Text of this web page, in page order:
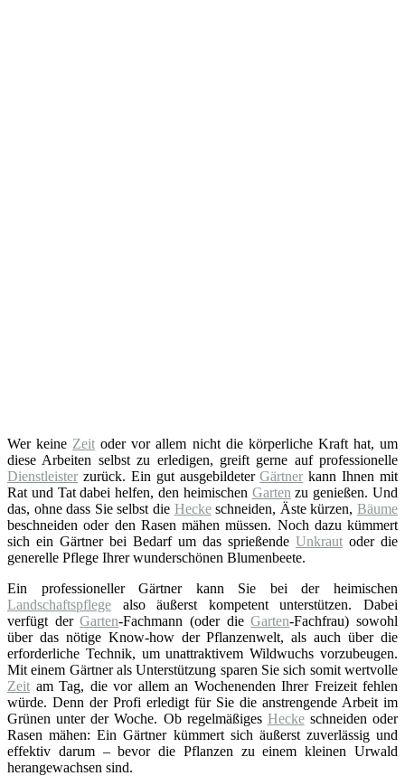
Wer keine Zeit oder vor allem nicht die körperliche Kraft hat, um
diese Arbeiten selbst zu erledigen, greift gerne auf professionelle
Dienstleister zurück. Ein gut ausgebildeterGärtner kann Ihnen mit
Rat und Tat dabei helfen, den heimischen Garten zu genießen. Und
das, ohne dass Sie selbst die Heckeschneiden, Äste kürzen,Bäume
beschneiden oder den Rasen mähen müssen. Noch dazu kümmert
sich ein Gärtner bei Bedarf um das sprießende Unkraut oder die
generelle Pflege Ihrer wunderschönen Blumenbeete.
Ein professioneller Gärtner kann Sie bei der heimischen
Landschaftspflege also äußerst kompetent unterstützen. Dabei
verfügt derGarten-Fachmann (oder dieGarten-Fachfrau) sowohl
über das nötige Know-how der Pflanzenwelt, als auch über die
erforderliche Technik, um unattraktivem Wildwuchs vorzubeugen.
Mit einem Gärtner als Unterstützung sparen Sie sich somit wertvolle
Zeit am Tag, die vor allem an Wochenenden Ihrer Freizeit fehlen
würde. Denn der Profi erledigt für Sie die anstrengende Arbeit im
Grünen unter der Woche. Ob regelmäßiges Heckeschneiden oder
Rasen mähen: Ein Gärtner kümmert sich äußerst zuverlässig und
effektiv darum – bevor die Pflanzen zu einem kleinen Urwald
herangewachsen sind.